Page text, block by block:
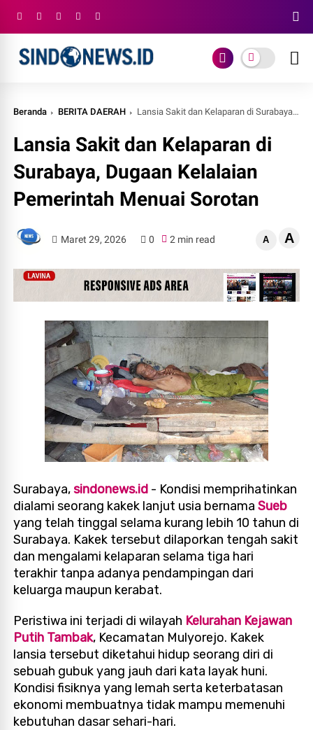
Beranda BERITA DAERAH Lansia Sakit dan Kelaparan di Surabaya, Dugaan Kelalaian Pemerintah Menuai Sorotan
Lansia Sakit dan Kelaparan di
Surabaya, Dugaan Kelalaian
Pemerintah Menuai Sorotan
Maret 29, 2026 0 2 min read A A
Surabaya,sindonews.id - Kondisi memprihatinkan
dialami seorang kakek lanjut usia bernamaSueb
yang telah tinggal selama kurang lebih 10 tahun di
Surabaya. Kakek tersebut dilaporkan tengah sakit
dan mengalami kelaparan selama tiga hari
terakhir tanpa adanya pendampingan dari
keluarga maupun kerabat.
Peristiwa ini terjadi di wilayah Kelurahan Kejawan
Putih Tambak, Kecamatan Mulyorejo. Kakek
lansia tersebut diketahui hidup seorang diri di
sebuah gubuk yang jauh dari kata layak huni.
Kondisi fisiknya yang lemah serta keterbatasan
ekonomi membuatnya tidak mampu memenuhi
kebutuhan dasar sehari-hari.